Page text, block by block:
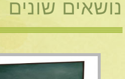
נושאים שונים